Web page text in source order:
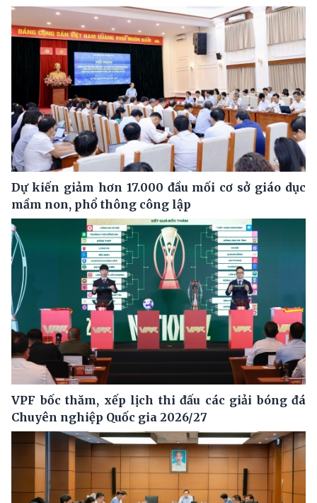
Dự kiến giảm hơn 17.000 đầu mối cơ sở giáo dục
mầm non, phổ thông công lập
VPF bốc thăm, xếp lịch thi đấu các giải bóng đá
Chuyên nghiệp Quốc gia 2026/27